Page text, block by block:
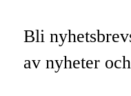
Bli
av nyheter